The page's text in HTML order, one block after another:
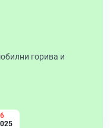
горива и